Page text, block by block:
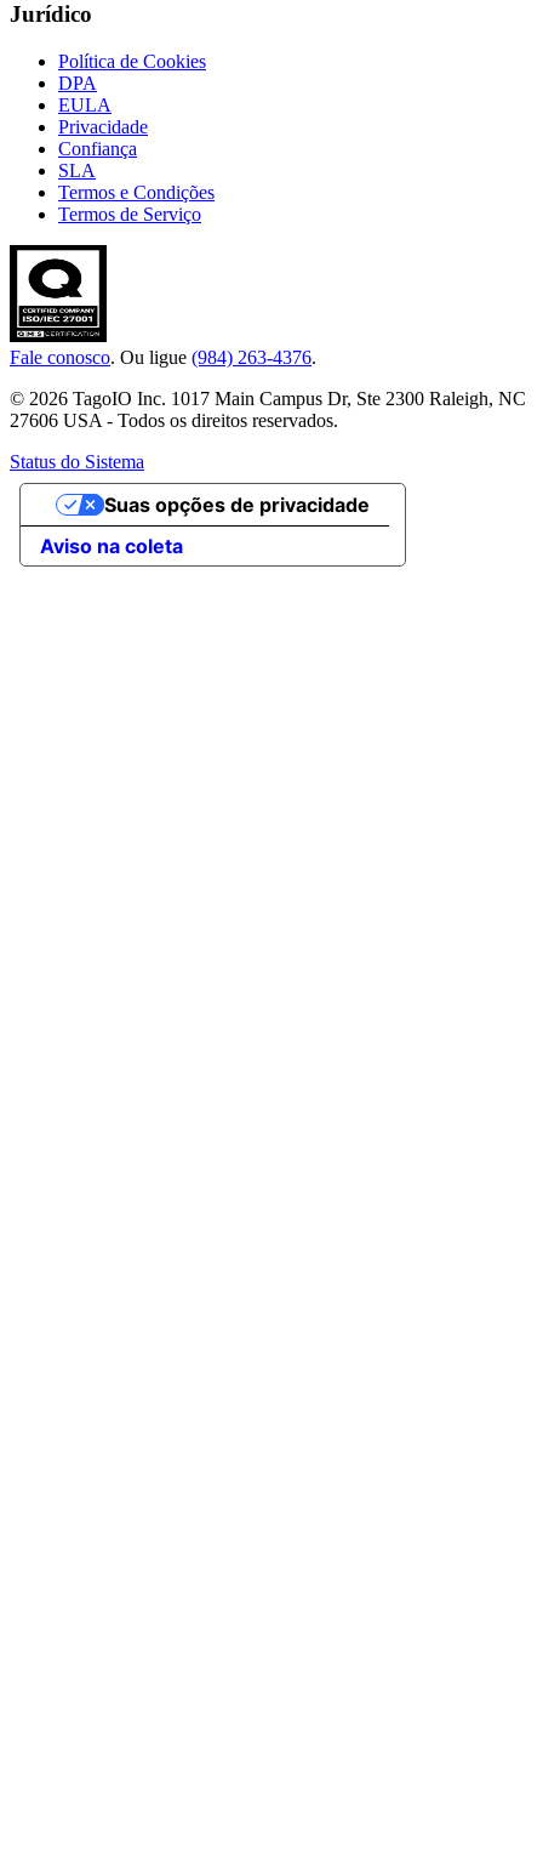
Jurídico
Política de Cookies
DPA
EULA
Privacidade
Confiança
SLA
Termos e Condições
Termos de Serviço
Fale conosco. Ou ligue (984) 263-4376.
© 2026 TagoIO Inc. 1017 Main Campus Dr, Ste 2300 Raleigh, NC
27606 USA - Todos os direitos reservados.
Status do Sistema
Aviso na coleta
Suas opções de privacidade